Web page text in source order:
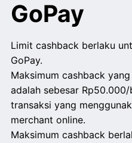
GoPay
Limit cashback berlaku
GoPay.
Maksimum cashback
adalah sebesar
transaksi yang
merchant online.
Maksimum cashback